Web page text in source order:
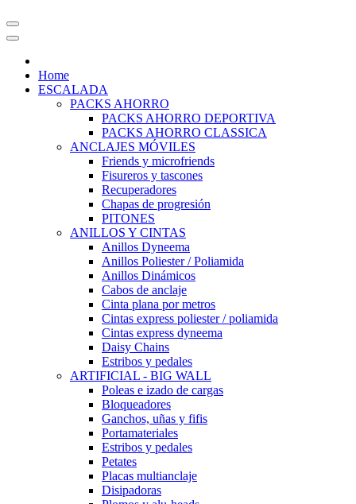
Home
ESCALADA
PACKS AHORRO
PACKS AHORRO DEPORTIVA
PACKS AHORRO CLASSICA
ANCLAJES MÓVILES
Friends y microfriends
Fisureros y tascones
Recuperadores
Chapas de progresión
PITONES
ANILLOS Y CINTAS
Anillos Dyneema
Anillos Poliester / Poliamida
Anillos Dinámicos
Cabos de anclaje
Cinta plana por metros
Cintas express poliester / poliamida
Cintas express dyneema
Daisy Chains
Estribos y pedales
ARTIFICIAL - BIG WALL
Poleas e izado de cargas
Bloqueadores
Ganchos, uñas y fifis
Portamateriales
Estribos y pedales
Petates
Placas multianclaje
Disipadoras